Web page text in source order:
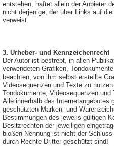
entstehen, haftet allein der Anbieter
nicht derjenige, der über Links auf
verweist.
3. Urheber- und Kennzeichenrecht
Der Autor ist bestrebt, in allen
verwendeten Grafiken,
beachten, von ihm selbst erstellte
Videosequenzen und Texte zu
Tondokumente, Videosequenzen
Alle innerhalb des Internetangebotes
geschützten Marken- und
Bestimmungen des jeweils gültigen
Besitzrechten der jeweiligen
bloßen Nennung ist nicht der
durch Rechte Dritter geschützt sind!